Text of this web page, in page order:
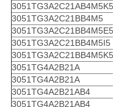
3051TG3A2C21AB4M5K5
3051TG3A2C21BB4M5
3051TG3A2C21BB4M5E5
3051TG3A2C21BB4M5I5
3051TG3A2C21BB4M5K5
3051TG4A2B21A
3051TG4A2B21A
3051TG4A2B21AB4
3051TG4A2B21AB4